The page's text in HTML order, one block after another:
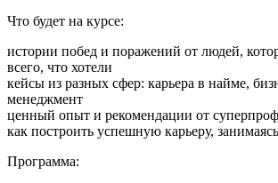
Что будет на курсе:
истории побед и поражений от людей,
всего, что хотели
кейсы из разных сфер: карьера в найме,
менеджмент
ценный опыт и рекомендации от
как построить успешную карьеру,
Программа: